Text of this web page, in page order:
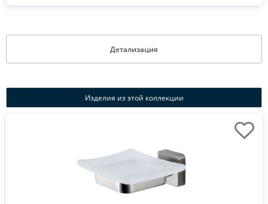
Детализация
Изделия из этой коллекции